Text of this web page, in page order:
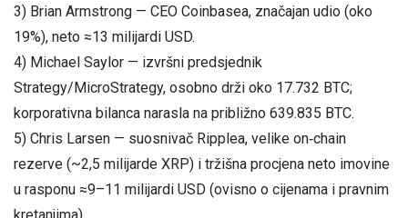
3) Brian Armstrong — CEO Coinbasea, značajan udio (oko
19%), neto ≈13 milijardi USD.
4) Michael Saylor — izvršni predsjednik
Strategy/MicroStrategy, osobno drži oko 17.732 BTC;
korporativna bilanca narasla na približno 639.835 BTC.
5) Chris Larsen — suosnivač Ripplea, velike on‑chain
rezerve (~2,5 milijarde XRP) i tržišna procjena neto imovine
u rasponu ≈9–11 milijardi USD (ovisno o cijenama i pravnim